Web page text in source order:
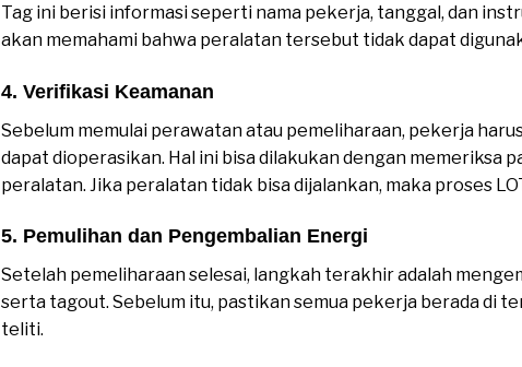
Tag ini berisi informasi seperti nama pekerja, tanggal, dan
akan memahami bahwa peralatan tersebut tidak dapat
4. Verifikasi Keamanan
Sebelum memulai perawatan atau pemeliharaan, pekerja
dapat dioperasikan. Hal ini bisa dilakukan dengan
peralatan. Jika peralatan tidak bisa dijalankan, maka proses
5. Pemulihan dan Pengembalian Energi
Setelah pemeliharaan selesai, langkah terakhir adalah
serta tagout. Sebelum itu, pastikan semua pekerja berada di
teliti.